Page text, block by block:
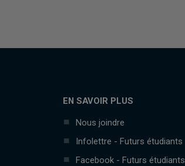
EN SAVOIR PLUS
Nous joindre
Infolettre - Futurs étudiants
Facebook - Futurs étudiants